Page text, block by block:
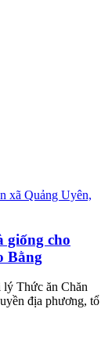
giống cho
Bằng
Thức ăn Chăn
địa phương, tổ